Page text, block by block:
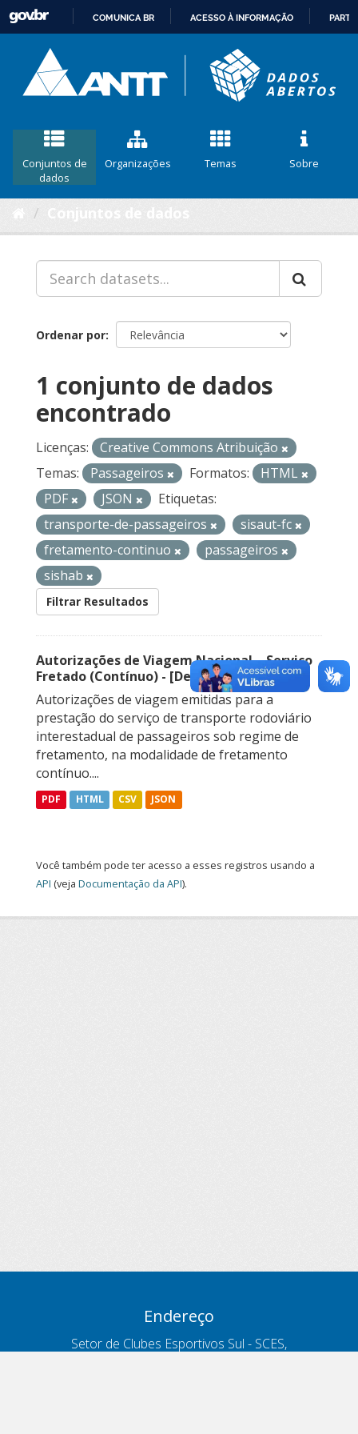
CONTEÚDO
COMUNICA BR ACESSO À INFORMAÇÃO
Conjuntos de
dados
Organizações Temas Sobre
Ordenar por
1 conjunto de dados
encontrado
Licenças:
Creative Commons Atribuição
Temas:
Passageiros Formatos:
HTML
PDF
JSON
Etiquetas:
transporte-de-passageiros
sisaut-fc
fretamento-continuo
passageiros
sishab
Filtrar Resultados
Autorizações de Viagem Nacional – Serviço
Fretado (Contínuo) - [Descontinuado]
Autorizações de viagem emitidas para a
prestação do serviço de transporte rodoviário
interestadual de passageiros sob regime de
fretamento, na modalidade de fretamento
contínuo....
PDF HTML CSV JSON
Você também pode ter acesso a esses registros usando a
API (veja Documentação da API).
Endereço
Setor de Clubes Esportivos Sul - SCES,